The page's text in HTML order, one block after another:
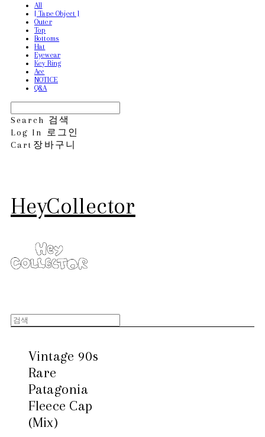
All
[ Tape Object ]
Outer
Top
Bottoms
Hat
Eyewear
Key Ring
Acc
NOTICE
Q&A
Search 검색
Log In
로그인
Cart 장바구니
HeyCollector
Vintage 90s
Rare
Patagonia
Fleece Cap
(Mix)